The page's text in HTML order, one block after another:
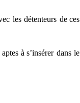
ec les détenteurs de ces
aptes à s’insérer dans le